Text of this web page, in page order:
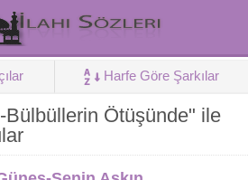
Harfe Göre Şarkılar
Ötüşünde" ile